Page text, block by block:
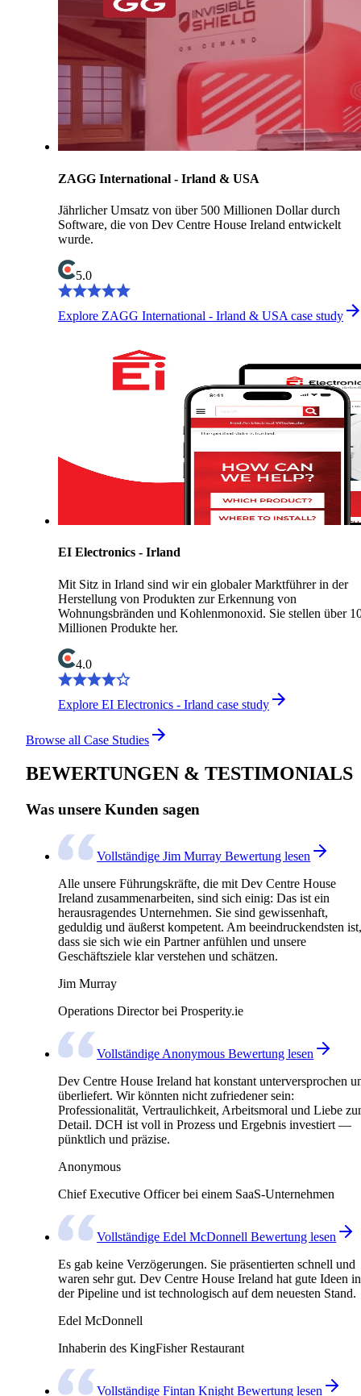
ZAGG International - Irland & USA
Jährlicher Umsatz von über 500 Millionen Dollar durch
Software, die von Dev Centre House Ireland entwickelt
wurde.
5.0
Explore ZAGG International - Irland & USA case study
EI Electronics - Irland
Mit Sitz in Irland sind wir ein globaler Marktführer in der
Herstellung von Produkten zur Erkennung von
Wohnungsbränden und Kohlenmonoxid. Sie stellen über
Millionen Produkte her.
4.0
Explore EI Electronics - Irland case study
Browse all Case Studies
BEWERTUNGEN & TESTIMONIALS
Was unsere Kunden sagen
Vollständige Jim Murray Bewertung lesen
Alle unsere Führungskräfte, die mit Dev Centre House
Ireland zusammenarbeiten, sind sich einig: Das ist ein
herausragendes Unternehmen. Sie sind gewissenhaft,
geduldig und äußerst kompetent. Am beeindruckendsten ist,
dass sie sich wie ein Partner anfühlen und unsere
Geschäftsziele klar verstehen und schätzen.
Jim Murray
Operations Director bei Prosperity.ie
Vollständige Anonymous Bewertung lesen
Dev Centre House Ireland hat konstant unterversprochen
überliefert. Wir könnten nicht zufriedener sein:
Professionalität, Vertraulichkeit, Arbeitsmoral und Liebe
Detail. DCH ist voll in Prozess und Ergebnis investiert —
pünktlich und präzise.
Anonymous
Chief Executive Officer bei einem SaaS-Unternehmen
Vollständige Edel McDonnell Bewertung lesen
Es gab keine Verzögerungen. Sie präsentierten schnell und
waren sehr gut. Dev Centre House Ireland hat gute Ideen in
der Pipeline und ist technologisch auf dem neuesten Stand.
Edel McDonnell
Inhaberin des KingFisher Restaurant
Vollständige Fintan Knight Bewertung lesen